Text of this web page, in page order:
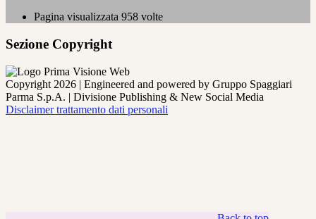
Pagina visualizzata 958 volte
Sezione Copyright
Copyright 2026 | Engineered and powered by Gruppo Spaggiari
Parma S.p.A. | Divisione Publishing & New Social Media
Disclaimer trattamento dati personali